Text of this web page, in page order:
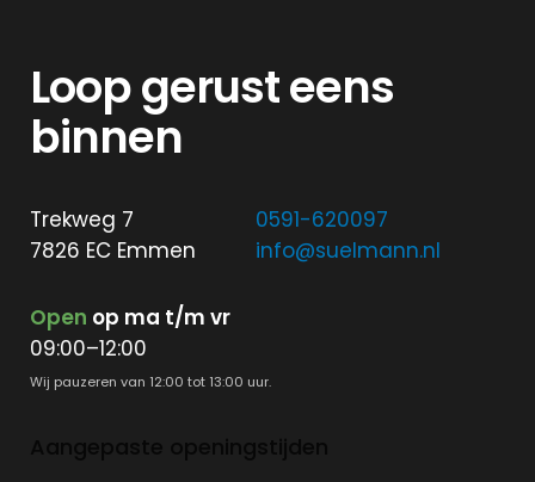
Loop gerust eens
binnen
Trekweg 7
7826 EC Emmen
0591-620097
info@suelmann.nl
Open op ma t/m vr
09:00–12:00
Wij pauzeren van 12:00 tot 13:00 uur.